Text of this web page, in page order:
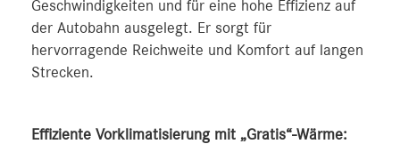
Geschwindigkeiten und für eine hohe Effizienz auf
der Autobahn ausgelegt. Er sorgt für
hervorragende Reichweite und Komfort auf langen
Strecken.
Effiziente Vorklimatisierung mit „Gratis“-Wärme: